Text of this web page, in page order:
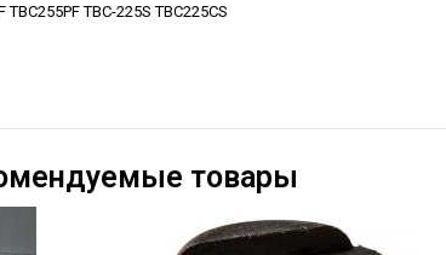
TBC255PF TBC-225S TBC225CS
товары